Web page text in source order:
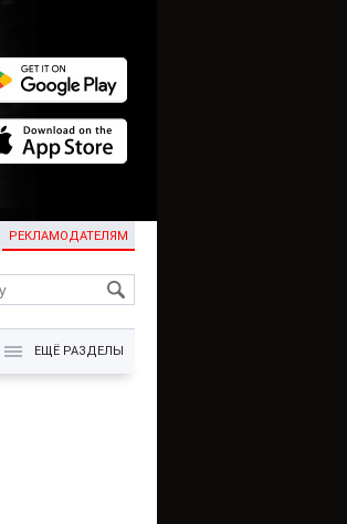
РЕКЛАМОДАТЕЛЯМ
KG
ЕЩЁ РАЗДЕЛЫ